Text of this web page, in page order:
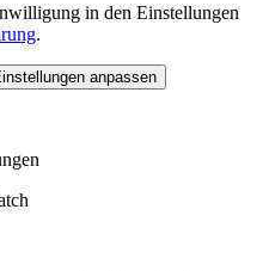
in den Einstellungen
.
anpassen